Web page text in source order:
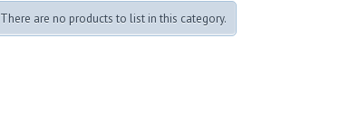
There are no products to list in this category.